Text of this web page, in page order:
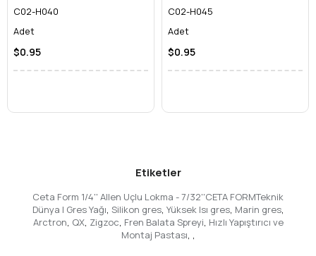
Teknik Özellikler ve Ürün Detayları
İhtiyaç duyduğunuz her ayrıntı Ceta Form kalitesiyle birleşiyor:
Marka:
ölçü.
Olağanüstü mukavemet ve tork dayanımı.
paslanmaya karşı üstün direnç sağlar, kolay
temizlenebilir.
Uyumlu Bağlantı Elemanları:Hex (Allen) Başlı Vidalar ve
C02-H040
Adet
$0.95
C02-H045
Adet
$0.95
Etiketler
Ceta Form 1/4'' Allen Uçlu Lokma - 7/32''CETA FORMTeknik
Dünya | Gres Yağı, Silikon gres, Yüksek Isı gres, Marin gres,
Arctron, QX, Zigzoc, Fren Balata Spreyi, Hızlı Yapıştırıcı ve
Montaj Pastası, ,